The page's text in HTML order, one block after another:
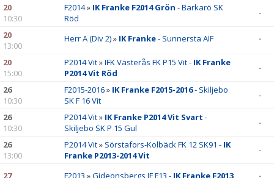
20
10:30
F2014» IK Franke F2014 Grön - Barkarö SK
Röd
-
20
13:00
Herr A (Div 2)» IK Franke- Sunnersta AIF -
20
15:00
P2014 Vit»IFK Västerås FK P15 Vit - IK Franke
P2014 Vit Röd
-
26
10:30
F2015-2016» IK Franke F2015-2016- Skiljebo
SK F 16 Vit
-
26
10:30
P2014 Vit» IK Franke P2014 Vit Svart -
Skiljebo SK P 15 Gul
-
26
13:00
P2014 Vit» Sörstafors-Kolbäck FK 12 SK91 - IK
Franke P2013-2014 Vit
-
27 F2013 »Gideonsbergs IF F13 - IK Franke F2013 -